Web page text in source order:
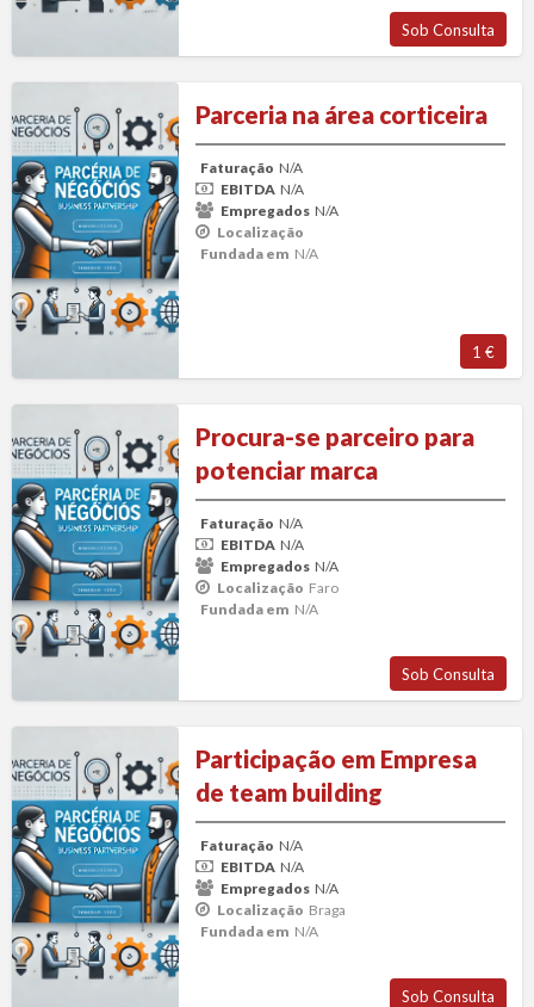
Sob Consulta
na
área
corticeira
Parceria na área corticeira
Faturação N/A
EBITDA N/A
Empregados N/A
Localização
Fundada em N/A
1 €
se
parceiro
para
potenciar
marca
Procura-se parceiro para
potenciar marca
Faturação N/A
EBITDA N/A
Empregados N/A
Localização Faro
Fundada em N/A
Sob Consulta
em
Empresa
de
team
building
Participação em Empresa
de team building
Faturação N/A
EBITDA N/A
Empregados N/A
Localização Braga
Fundada em N/A
Sob Consulta